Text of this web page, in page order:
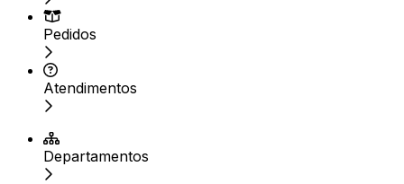
Pedidos
Atendimentos
Departamentos